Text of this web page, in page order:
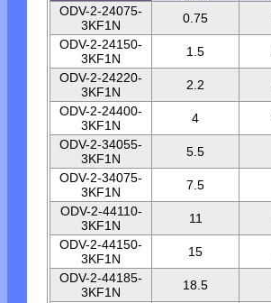
ODV-2-24075-
3KF1N
0.75
ODV-2-24150-
3KF1N
1.5
ODV-2-24220-
3KF1N
2.2
ODV-2-24400-
3KF1N
4
ODV-2-34055-
3KF1N
5.5
ODV-2-34075-
3KF1N
7.5
ODV-2-44110-
3KF1N
11
ODV-2-44150-
3KF1N
15
ODV-2-44185-
3KF1N
18.5